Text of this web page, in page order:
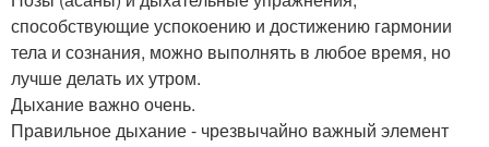
способствующие успокоению и достижению гармонии
тела и сознания, можно выполнять в любое время, но
лучше делать их утром.
Дыхание важно очень.
Правильное дыхание - чрезвычайно важный элемент